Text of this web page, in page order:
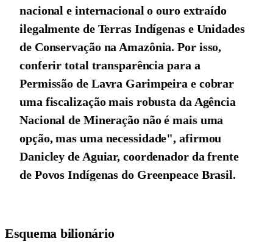
nacional e internacional o ouro extraído
ilegalmente de Terras Indígenas e Unidades
de Conservação na Amazônia. Por isso,
conferir total transparência para a
Permissão de Lavra Garimpeira e cobrar
uma fiscalização mais robusta da Agência
Nacional de Mineração não é mais uma
opção, mas uma necessidade", afirmou
Danicley de Aguiar, coordenador da frente
de Povos Indígenas do Greenpeace Brasil.
Esquema bilionário